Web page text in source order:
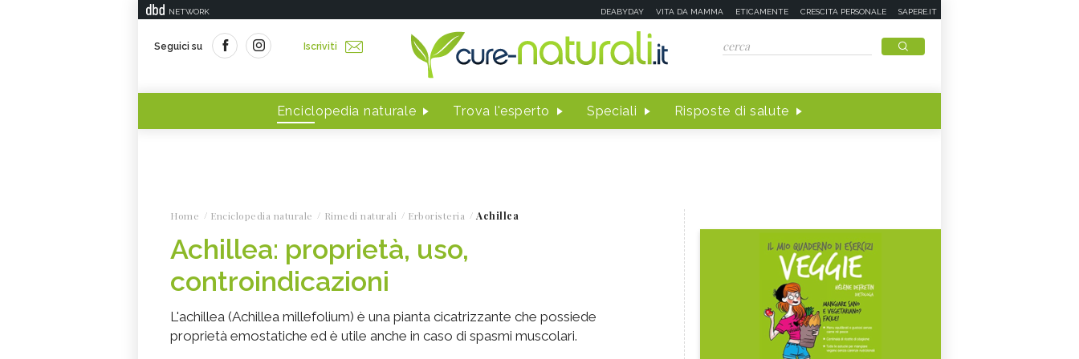
NETWORK DEABYDAY VITA DA MAMMA ETICAMENTE CRESCITA PERSONALE SAPERE.IT
Seguici su Iscriviti
Enciclopedia naturale Trova l'esperto Speciali Risposte di salute
Home Enciclopedia naturale Rimedi naturali Erboristeria Achillea
Achillea: proprietà, uso,
controindicazioni
L'achillea (Achillea millefolium) è una pianta cicatrizzante che possiede
proprietà emostatiche ed è utile anche in caso di spasmi muscolari.